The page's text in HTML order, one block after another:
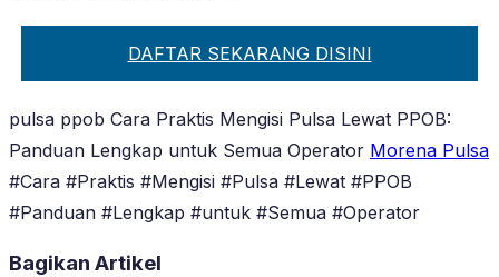
DAFTAR SEKARANG DISINI
pulsa ppob Cara Praktis Mengisi Pulsa Lewat PPOB:
Panduan Lengkap untuk Semua Operator Morena Pulsa
#Cara #Praktis #Mengisi #Pulsa #Lewat #PPOB
#Panduan #Lengkap #untuk #Semua #Operator
Bagikan Artikel